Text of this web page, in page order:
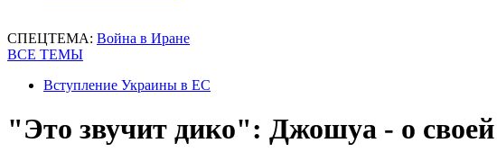
СПЕЦТЕМА: Война в Иране
ВСЕ ТЕМЫ
Вступление Украины в ЕС
"Это звучит дико": Джошуа - о